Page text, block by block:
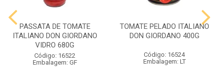
PASSATA DE TOMATE
ITALIANO DON GIORDANO
VIDRO 680G
Código: 16522
Embalagem: GF
TOMATE PELADO ITALIANO
DON GIORDANO 400G
Código: 16524
Embalagem: LT